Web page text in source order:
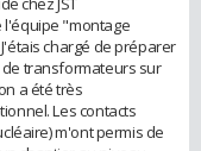
l'équipe "montage
chargé de préparer
transformateurs sur
a été très
Les contacts
m'ont permis de